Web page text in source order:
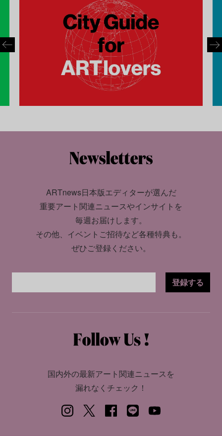
ARTnews日本版エディターが選んだ
重要アート関連ニュースやインサイトを
毎週お届けします。
その他、イベントご招待など各種特典も。
ぜひご登録ください。
登録する
国内外の最新アート関連ニュースを
漏れなくチェック！